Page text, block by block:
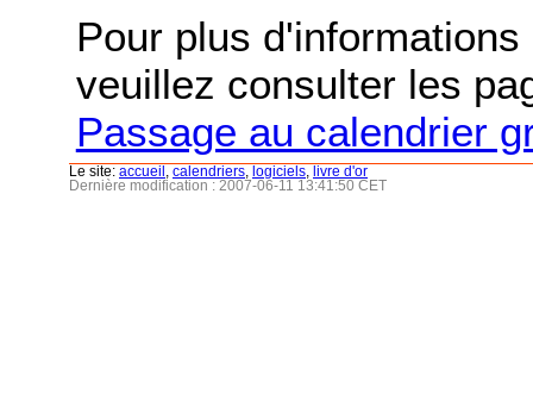
Pour plus
veuillez consulter les
Passage au calendrier
Le site: accueil calendriers logiciels
livre d'or
Dernière modification : 2007-06-11 13:41:50 CET